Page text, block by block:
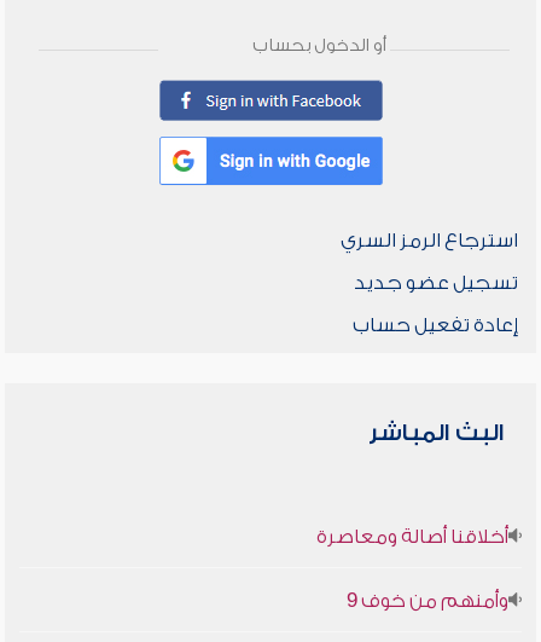
أو الدخول بحساب
استرجاع الرمز السري
تسجيل عضو جديد
إعادة تفعيل حساب
البث المباشر
أخلاقنا أصالة ومعاصرة
وأمنهم من خوف 9